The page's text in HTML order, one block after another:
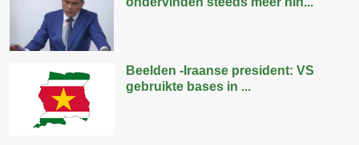
Beelden -Iraanse president: VS
gebruikte bases in ...